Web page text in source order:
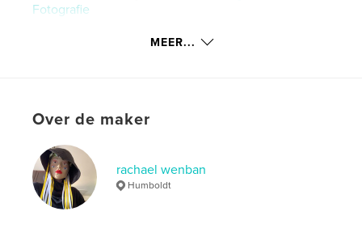
Fotografie
Datum publiceren:nov 26, 2017
Trefwoorden
pop culture , collage
MEER...
Over de maker
rachael wenban
Humboldt